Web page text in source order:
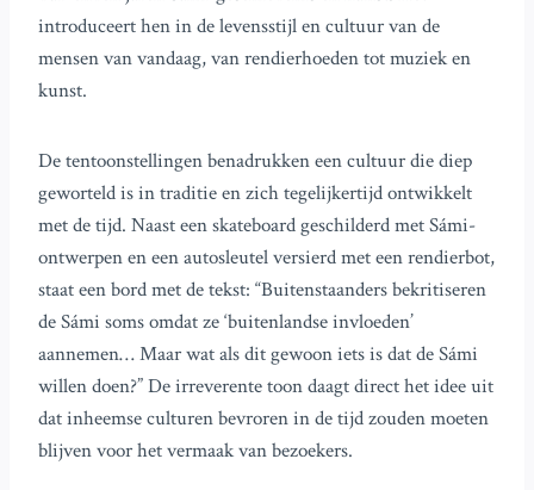
introduceert hen in de levensstijl en cultuur van de
mensen van vandaag, van rendierhoeden tot muziek en
kunst.
De tentoonstellingen benadrukken een cultuur die diep
geworteld is in traditie en zich tegelijkertijd ontwikkelt
met de tijd. Naast een skateboard geschilderd met Sámi-
ontwerpen en een autosleutel versierd met een rendierbot,
staat een bord met de tekst: “Buitenstaanders bekritiseren
de Sámi soms omdat ze ‘buitenlandse invloeden’
aannemen… Maar wat als dit gewoon iets is dat de Sámi
willen doen?” De irreverente toon daagt direct het idee uit
dat inheemse culturen bevroren in de tijd zouden moeten
blijven voor het vermaak van bezoekers.